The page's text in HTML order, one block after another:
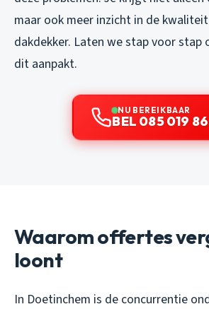
maar ook meer inzicht in de
dakdekker. Laten we stap voor stap
dit aanpakt.
NU BEREIKBAAR
BEL 085 019
Waarom offertes
loont
In Doetinchem is de concurrentie